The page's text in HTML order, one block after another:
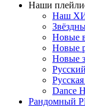
Наши
Наш
Новые
Новые
Новые
Dance
Рандомный